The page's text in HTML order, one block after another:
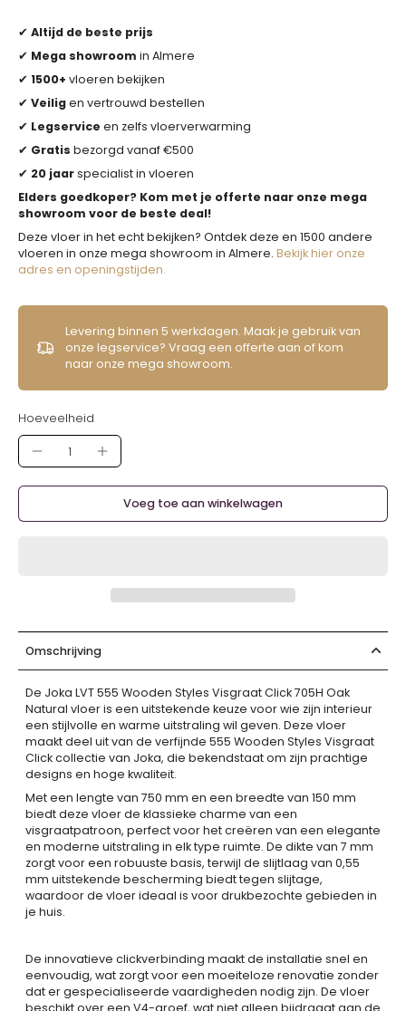
✔ Altijd de beste prijs
✔ Mega showroom in Almere
✔ 1500+ vloeren bekijken
✔ Veiligen vertrouwd bestellen
✔ Legservice en zelfs vloerverwarming
✔ Gratis bezorgd vanaf €500
✔ 20 jaarspecialist in vloeren
Elders goedkoper? Kom met je offerte naar onze mega
showroom voor de beste deal!
Deze vloer in het echt bekijken? Ontdek deze en 1500 andere
vloeren in onze mega showroom in Almere. Bekijk hier onze
adres en openingstijden.
Levering binnen 5 werkdagen. Maak je gebruik van
onze legservice? Vraag een offerte aan of kom
naar onze mega showroom.
Hoeveelheid
Voeg toe aan winkelwagen
Omschrijving
De Joka LVT 555 Wooden Styles Visgraat Click 705H Oak
Natural vloer is een uitstekende keuze voor wie zijn interieur
een stijlvolle en warme uitstraling wil geven. Deze vloer
maakt deel uit van de verfijnde 555 Wooden Styles Visgraat
Click collectie van Joka, die bekendstaat om zijn prachtige
designs en hoge kwaliteit.
Met een lengte van 750 mm en een breedte van 150 mm
biedt deze vloer de klassieke charme van een
visgraatpatroon, perfect voor het creëren van een elegante
en moderne uitstraling in elk type ruimte. De dikte van 7 mm
zorgt voor een robuuste basis, terwijl de slijtlaag van 0,55
mm uitstekende bescherming biedt tegen slijtage,
waardoor de vloer ideaal is voor drukbezochte gebieden in
je huis.
De innovatieve clickverbinding maakt de installatie snel en
eenvoudig, wat zorgt voor een moeiteloze renovatie zonder
dat er gespecialiseerde vaardigheden nodig zijn. De vloer
beschikt over een V4-groef, wat niet alleen bijdraagt aan de